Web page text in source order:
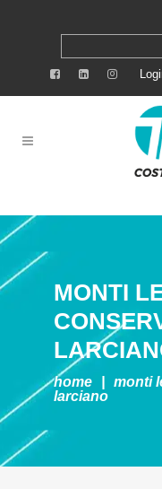
MONTI
home monti
larciano